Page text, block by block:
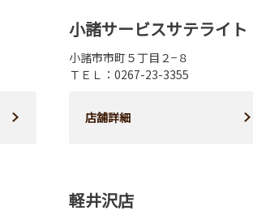
小諸サービスサテライト
小諸市市町５丁目２−８
ＴＥＬ：0267-23-3355
店舗詳細
軽井沢店